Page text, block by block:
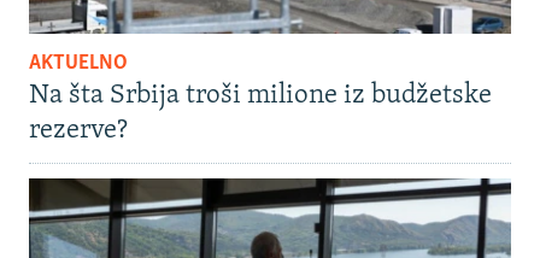
AKTUELNO
Na šta Srbija troši milione iz budžetske
rezerve?